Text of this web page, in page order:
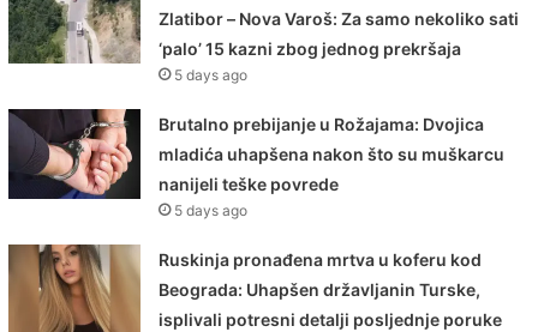
Zlatibor – Nova Varoš: Za samo nekoliko sati
‘palo’ 15 kazni zbog jednog prekršaja
5 days ago
Brutalno prebijanje u Rožajama: Dvojica
mladića uhapšena nakon što su muškarcu
nanijeli teške povrede
5 days ago
Ruskinja pronađena mrtva u koferu kod
Beograda: Uhapšen državljanin Turske,
isplivali potresni detalji posljednje poruke